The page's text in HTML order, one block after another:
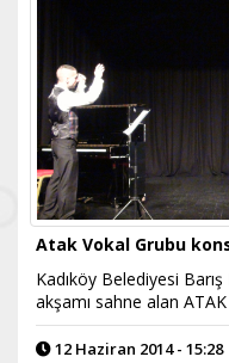
Atak Vokal Grubu
Kadıköy Belediyesi
akşamı sahne alan
12 Haziran 2014 - 15:28